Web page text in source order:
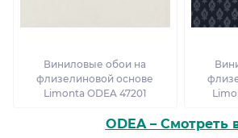
Виниловые обои на
флизелиновой основе
Limonta ODEA 47201
ODEA – Смотреть